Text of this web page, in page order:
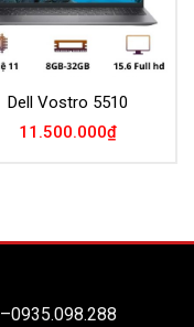
Dell Vostro 5510
11.500.000₫
–0935.098.288